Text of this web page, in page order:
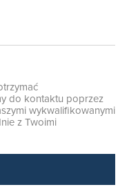
do kontaktu poprzez
wykwalifikowanymi
z Twoimi